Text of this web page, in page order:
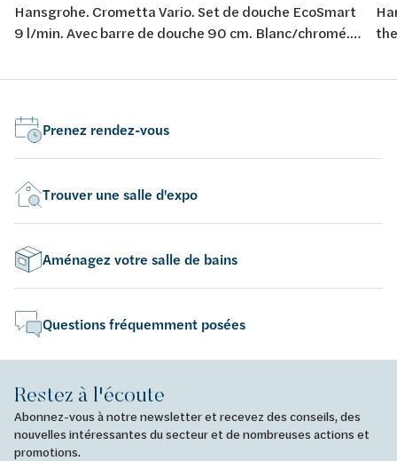
Hansgrohe. Crometta Vario. Set de douche EcoSmart
9 l/min. Avec barre de douche 90 cm. Blanc/chromé.
flexible de douche, curseur. Type de jet: Rain,
Réglable en hauteur. Inclinaison réglable du support
de 45°. Débit maximal à 3 bars: 9 l/min. Profile du
tube vertical: rond. Distance de forage 915 mm.
Supports muraux en plastique.
de
Prenez rendez-vous
Trouver une salle d'expo
Aménagez votre salle de bains
Questions fréquemment posées
Restez à l'écoute
Abonnez-vous à notre newsletter et recevez des conseils, des
nouvelles intéressantes du secteur et de nombreuses actions et
promotions.